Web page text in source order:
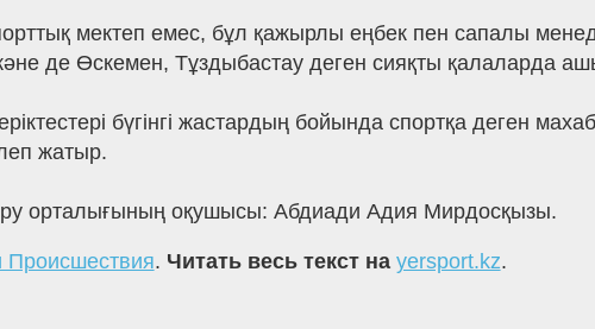
мектеп емес, бұл қажырлы еңбек пен сапалы
де Өскемен, Тұздыбастау деген сияқты қалаларда
бүгінгі жастардың бойында спортқа деген
жатыр.
орталығының оқушысы: Абдиади Адия Мирдосқызы.
. Читать весь текст на yersport.kz.